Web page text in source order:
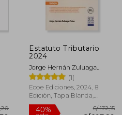
S/ 148,55
S/ 89,13
55%
dcto.
Estatuto Tributario
2024
Jorge Hernán Zuluaga
Potes
(1)
Ecoe Ediciones, 2024, 8
Edición, Tapa Blanda,
Nuevo